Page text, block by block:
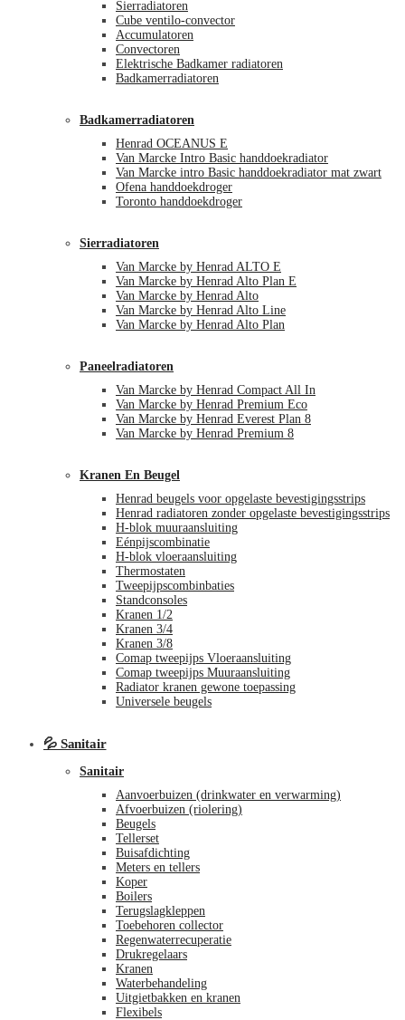
Sierradiatoren
Cube ventilo-convector
Accumulatoren
Convectoren
Elektrische Badkamer radiatoren
Badkamerradiatoren
Badkamerradiatoren
Henrad OCEANUS E
Van Marcke Intro Basic handdoekradiator
Van Marcke intro Basic handdoekradiator mat zwart
Ofena handdoekdroger
Toronto handdoekdroger
Sierradiatoren
Van Marcke by Henrad ALTO E
Van Marcke by Henrad Alto Plan E
Van Marcke by Henrad Alto
Van Marcke by Henrad Alto Line
Van Marcke by Henrad Alto Plan
Paneelradiatoren
Van Marcke by Henrad Compact All In
Van Marcke by Henrad Premium Eco
Van Marcke by Henrad Everest Plan 8
Van Marcke by Henrad Premium 8
Kranen En Beugel
Henrad beugels voor opgelaste bevestigingsstrips
Henrad radiatoren zonder opgelaste bevestigingsstrips
H-blok muuraansluiting
Eénpijscombinatie
H-blok vloeraansluiting
Thermostaten
Tweepijpscombinbaties
Standconsoles
Kranen 1/2
Kranen 3/4
Kranen 3/8
Comap tweepijps Vloeraansluiting
Comap tweepijps Muuraansluiting
Radiator kranen gewone toepassing
Universele beugels
💦 Sanitair
Sanitair
Aanvoerbuizen (drinkwater en verwarming)
Afvoerbuizen (riolering)
Beugels
Tellerset
Buisafdichting
Meters en tellers
Koper
Boilers
Terugslagkleppen
Toebehoren collector
Regenwaterrecuperatie
Drukregelaars
Kranen
Waterbehandeling
Uitgietbakken en kranen
Flexibels